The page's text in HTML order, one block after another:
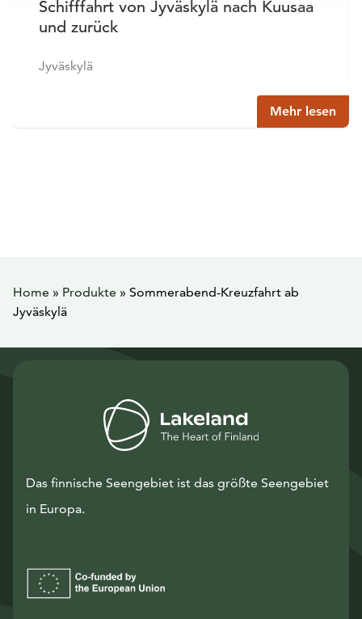
Schifffahrt von Jyväskylä nach Kuusaa
und zurück
Jyväskylä
Mehr lesen
Home » Produkte » Sommerabend-Kreuzfahrt ab
Jyväskylä
Das finnische Seengebiet ist das größte Seengebiet
in Europa.